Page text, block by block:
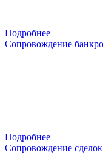
Подробнее
Сопровождение
Подробнее
Сопровождение сделок